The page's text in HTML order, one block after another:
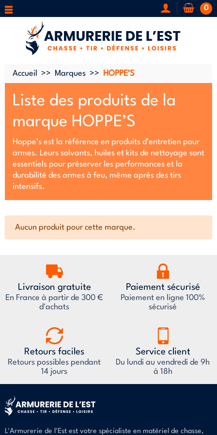
0
Accueil Marques HOPPE’S
Liste des produits de la
marque HOPPE’S
Hoppe’s est la référence en produits d’entretien pour
armes. Leurs solvants, huiles et kits de nettoyage sont
essentiels pour préserver les performances et la
durabilité des armes à feu, même après des tirs
intensifs.
Aucun produit pour cette marque.
Livraison gratuite
En France à partir de 300 €
d'achats
Paiement sécurisé
Paiement en ligne 100%
sécurisé
Retours faciles
Retours possibles pendant
14 jours
Service client
Du lundi au vendredi de 9h
à 18h
L'Armurerie de l'Est est votre spécialiste en matériel de chasse,